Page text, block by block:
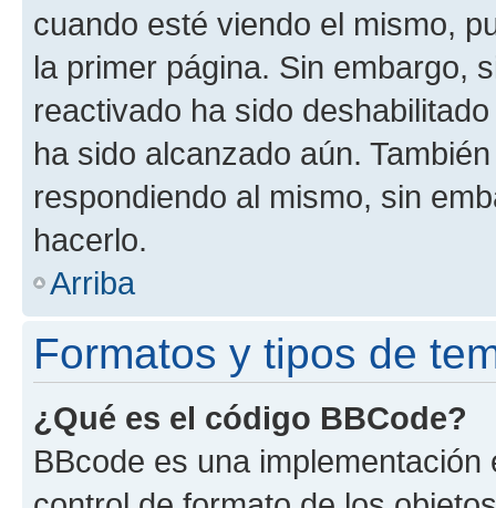
cuando esté viendo el mismo,
la primer página. Sin embargo,
reactivado ha sido
ha sido alcanzado aún.
respondiendo al mismo, sin
hacerlo.
Arriba
Formatos y tipos de
¿Qué es el código BBCode?
BBcode es una